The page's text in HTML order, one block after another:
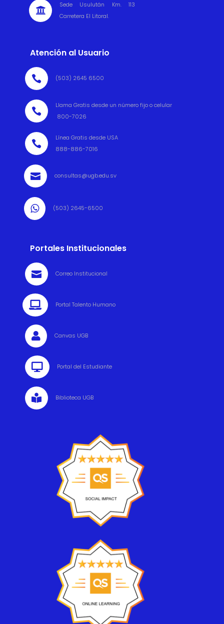

Sede Usulután Km. 113
Carretera El Litoral.
Atención al Usuario
 (503) 2645 6500

Llama Gratis desde un número fijo o celular
800-7026

Línea Gratis desde USA
888-886-7016
 consultas@ugb.edu.sv
 (503) 2645-6500
Portales Institucionales
 Correo Institucional
 Portal Talento Humano
 Canvas UGB
 Portal del Estudiante
 Biblioteca UGB